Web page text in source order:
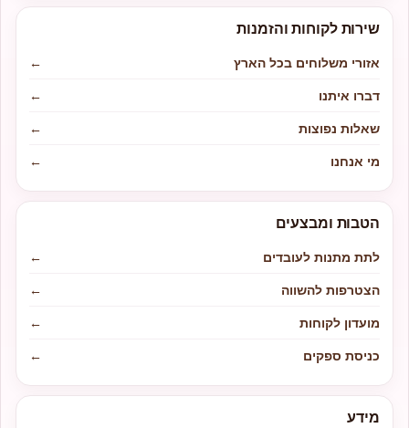
שירות לקוחות והזמנות
אזורי משלוחים בכל הארץ
←
דברו איתנו
←
שאלות נפוצות
←
מי אנחנו
←
הטבות ומבצעים
לתת מתנות לעובדים
←
הצטרפות להשווה
←
מועדון לקוחות
←
כניסת ספקים
←
מידע